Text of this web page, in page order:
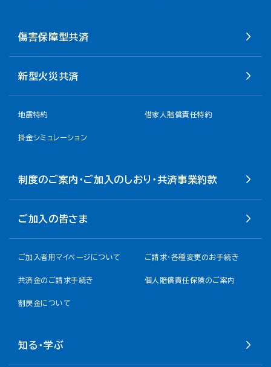
傷害保障型共済
新型火災共済
地震特約 借家人賠償責任特約
掛金シミュレーション
制度のご案内・ご加入のしおり・共済事業約款
ご加入の皆さま
ご加入者用マイページについて ご請求・各種変更のお手続き
共済金のご請求手続き 個人賠償責任保険のご案内
割戻金について​
知る・学ぶ